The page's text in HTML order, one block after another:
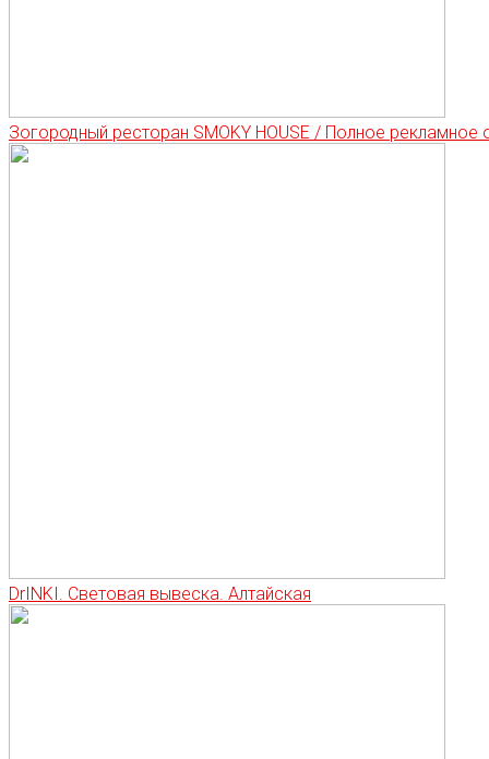
Зогородный ресторан SMOKY HOUSE / Полное
DrINKI. Световая вывеска. Алтайская